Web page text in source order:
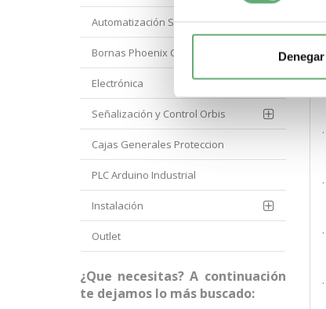
Denegar
.
.
.
.
.
Automatización Siemens
Bornas Phoenix Contact
Electrónica
Señalización y Control Orbis
Cajas Generales Proteccion
PLC Arduino Industrial
Instalación
Outlet
¿Que necesitas? A continuación
te dejamos lo más buscado: